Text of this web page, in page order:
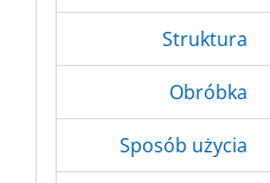
Struktura
Obróbka
Sposób użycia